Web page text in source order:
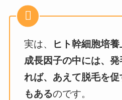
実は、
ヒト幹細胞培
成長因子の中には、
れば、あえて脱毛を
もあるのです。